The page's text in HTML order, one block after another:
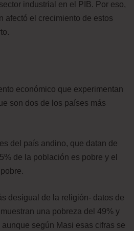
industrial en el PIB. Por eso,
afectó el crecimiento de estos
económico que experimentan
son dos de los países más
del país andino, que datan de
de la población es pobre y el
desigual de la religión- datos de
una pobreza del 49% y
según Masi esas cifras se